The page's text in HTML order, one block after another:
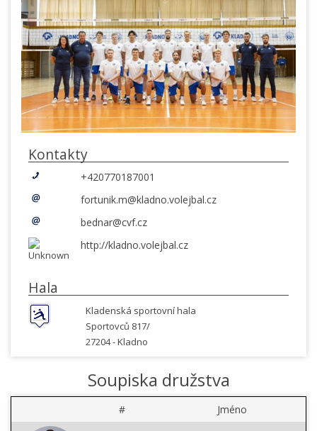
Kontakty
+420770187001
fortunik.m@kladno.volejbal.cz
bednar@cvf.cz
http://kladno.volejbal.cz
Hala
Kladenská sportovní hala
Sportovců 817/
27204 -Kladno
Soupiska družstva
# Jméno